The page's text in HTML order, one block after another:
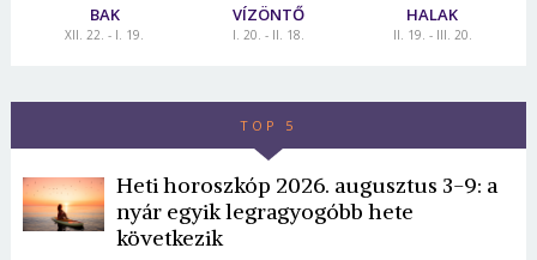
BAK
XII. 22. - I. 19.
VÍZÖNTŐ
I. 20. - II. 18.
HALAK
II. 19. - III. 20.
TOP 5
Heti horoszkóp 2026. augusztus 3-9: a
nyár egyik legragyogóbb hete
következik